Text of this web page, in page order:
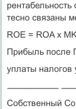
рентабельность
тесно связаны
ROE = ROA x
Прибыль после
уплаты налогов
Собственный